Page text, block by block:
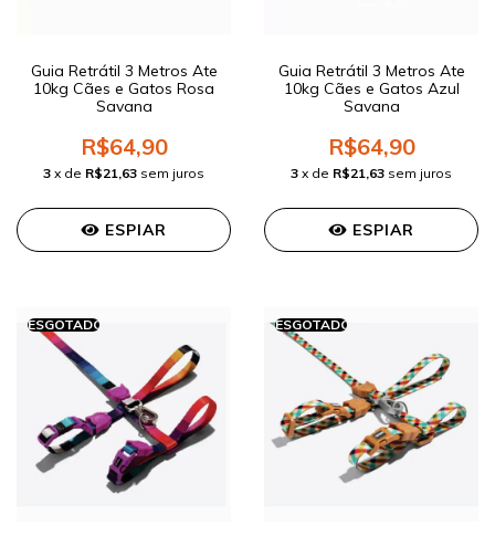
Guia Retrátil 3 Metros Ate
10kg Cães e Gatos Rosa
Savana
R$64,90
3 x de R$21,63 sem juros
ESPIAR
Guia Retrátil 3 Metros Ate
10kg Cães e Gatos Azul
Savana
R$64,90
3 x de R$21,63 sem juros
ESPIAR
ESGOTADO ESGOTADO